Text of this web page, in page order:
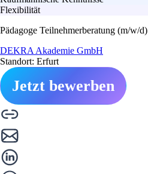
Flexibilität
Pädagoge Teilnehmerberatung (m/w/d)
DEKRA Akademie GmbH
Standort: Erfurt
Jetzt bewerben